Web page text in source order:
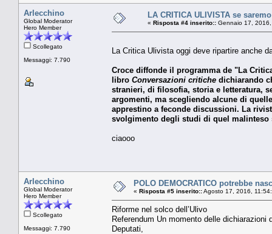
Arlecchino
Global Moderator
Hero Member
Scollegato
Messaggi: 7.790
LA CRITICA ULIVISTA se
« Risposta #4 inserito:: Gennaio 17,
La Critica Ulivista oggi deve ripartire anche
Croce diffonde il programma de "La
libro Conversazioni critiche dichiarando
stranieri, di filosofia, storia e letteratura,
argomenti, ma scegliendo alcune di
apprestino a feconde discussioni. La
svolgimento degli studi di quel
ciaooo
Arlecchino
Global Moderator
Hero Member
Scollegato
Messaggi: 7.790
POLO DEMOCRATICO potrebbe
« Risposta #5 inserito::Agosto 17, 2016,
Riforme nel solco dell’Ulivo
Referendum Un momento delle
Deputati,